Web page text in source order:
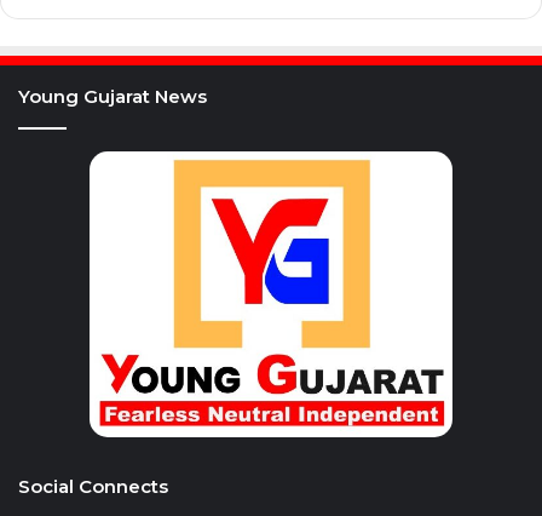
Young Gujarat News
Social Connects